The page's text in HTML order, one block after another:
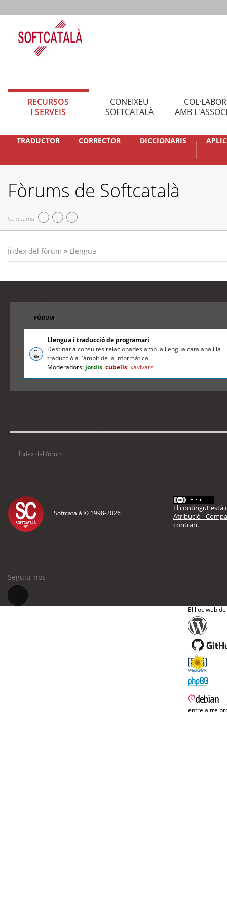
RECURSOS
I SERVEIS
CONEIXEU
SOFTCATALÀ
AMB
TRADUCTOR CORRECTOR DICCIONARIS
Fòrums de Softcatalà
Compartiu
Índex del fòrum » Llengua
FÒRUM
Llengua i traducció de programari
Destinat a consultes relacionades amb la llengua catalana i la
traducció a l'àmbit de la informàtica.
Moderadors: jordis,cubells,xavivars
Índex del fòrum
Softcatalà © 1998-2026
El contingut està
Atribució -
contrari.
Seguiu-nos
El lloc web
entre altre